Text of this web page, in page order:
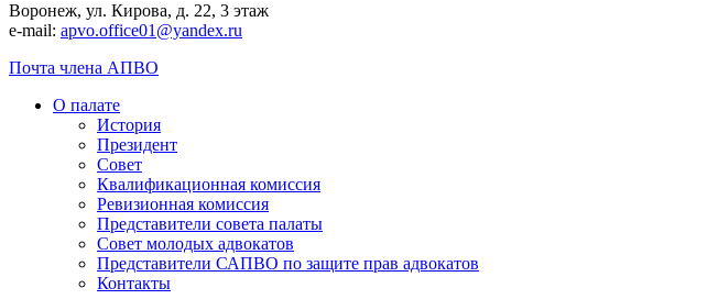
Воронеж, ул. Кирова, д. 22, 3 этаж
e-mail: apvo.office01@yandex.ru
Почта члена АПВО
О палате
История
Президент
Совет
Квалификационная комиссия
Ревизионная комиссия
Представители совета палаты
Совет молодых адвокатов
Представители САПВО по защите прав адвокатов
Контакты